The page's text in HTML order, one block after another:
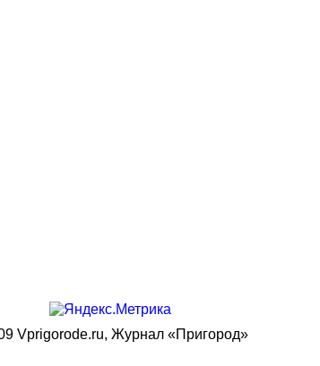
Vprigorode.ru, Журнал «Пригород»